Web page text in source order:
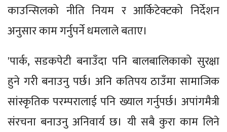
काउन्सिलको नीति नियम र आर्किटेक्टको निर्देशन
अनुसार काम गर्नुपर्ने धमलाले बताए।
'पार्क, सडकपेटी बनाउँदा पनि बालबालिकाको सुरक्षा
हुने गरी बनाउनु पर्छ। अनि कतिपय ठाउँमा सामाजिक
सांस्कृतिक परम्परालाई पनि ख्याल गर्नुपर्छ। अपांगमैत्री
संरचना बनाउनु अनिवार्य छ। यी सबै कुरा काम लिने